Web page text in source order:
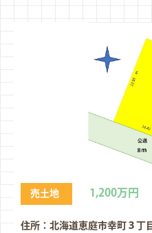
売土地 1,200万円
住所：北海道恵庭市幸町３丁